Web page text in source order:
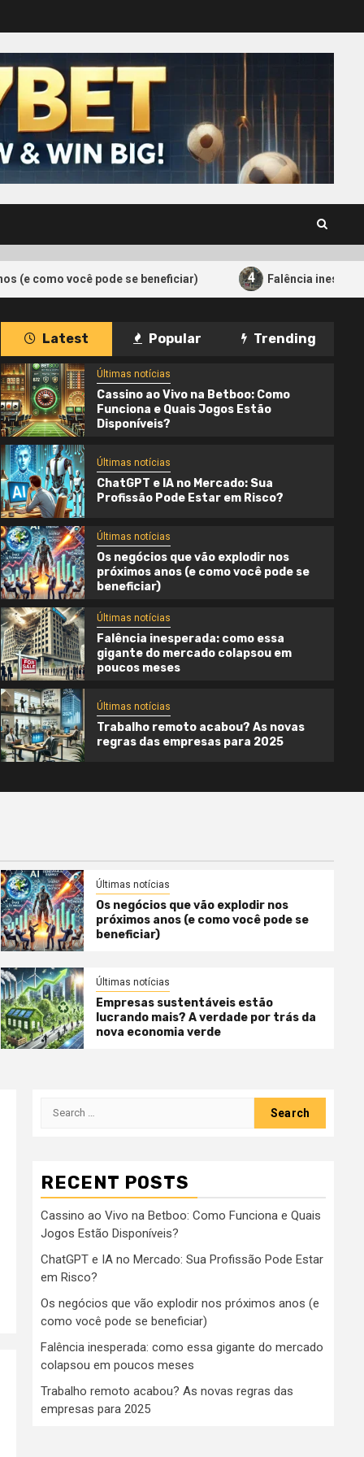
pode se beneficiar) 4 Falência inesperada: como
Últimas notícias
Os negócios que vão explodir nos
próximos anos (e como você pode se
beneficiar)
1 year ago
Latest Popular Trending
Últimas notícias
Cassino ao Vivo na Betboo: Como
Funciona e Quais Jogos Estão
Disponíveis?
Últimas notícias
ChatGPT e IA no Mercado: Sua
Profissão Pode Estar em Risco?
Últimas notícias
Os negócios que vão explodir nos
próximos anos (e como você pode se
beneficiar)
Últimas notícias
Falência inesperada: como essa
gigante do mercado colapsou em
poucos meses
Últimas notícias
Trabalho remoto acabou? As novas
regras das empresas para 2025
Últimas notícias
Os negócios que vão explodir nos
próximos anos (e como você pode se
beneficiar)
Últimas notícias
Empresas sustentáveis estão
lucrando mais? A verdade por trás da
nova economia verde
Search
RECENT POSTS
Cassino ao Vivo na Betboo: Como Funciona e Quais
Jogos Estão Disponíveis?
ChatGPT e IA no Mercado: Sua Profissão Pode Estar
em Risco?
Os negócios que vão explodir nos próximos anos (e
como você pode se beneficiar)
Falência inesperada: como essa gigante do mercado
colapsou em poucos meses
Trabalho remoto acabou? As novas regras das
empresas para 2025